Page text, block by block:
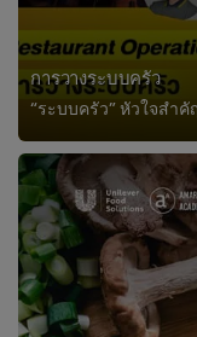
การวางระบบครัว